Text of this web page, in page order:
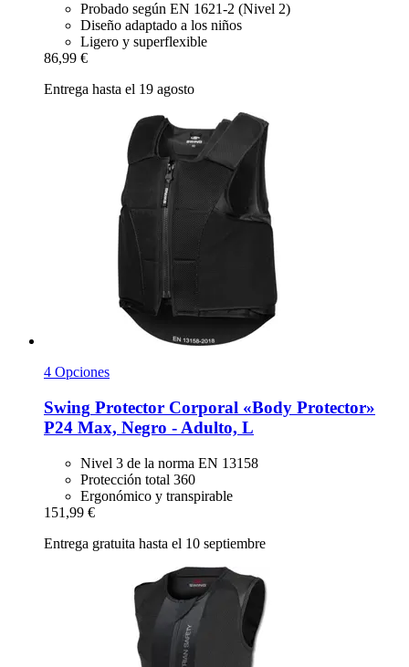
Probado según EN 1621-2 (Nivel 2)
Diseño adaptado a los niños
Ligero y superflexible
86,99 €
Entrega hasta el 19 agosto
4 Opciones
Swing Protector Corporal «Body Protector»
P24 Max, Negro -​ Adulto, L
Nivel 3 de la norma EN 13158
Protección total 360
Ergonómico y transpirable
151,99 €
Entrega gratuita hasta el 10 septiembre